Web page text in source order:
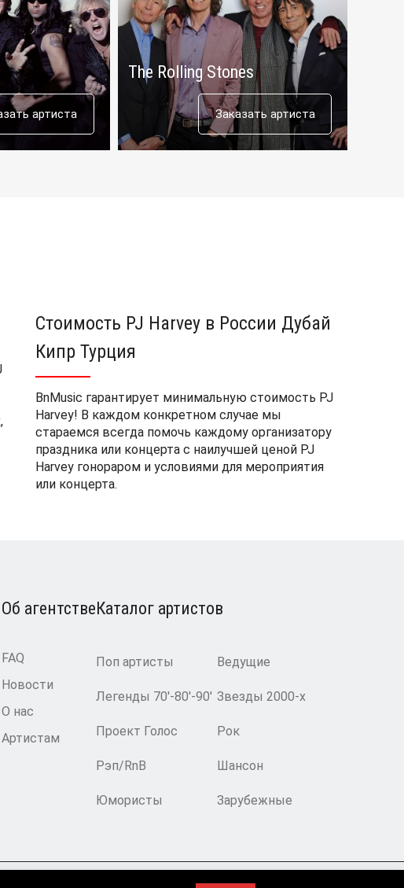
артиста
The Rolling Stones
Заказать артиста
Стоимость PJ Harvey в России Дубай
Кипр Турция
BnMusic гарантирует минимальную стоимость PJ
Harvey! В каждом конкретном случае мы
стараемся всегда помочь каждому организатору
праздника или концерта с наилучшей ценой PJ
Harvey гонораром и условиями для мероприятия
или концерта.
Каталог артистов
Поп артисты Ведущие
Легенды 70′-80′-90′ Звезды 2000-х
Проект Голос Рок
Рэп/RnB Шансон
Юмористы Зарубежные
Об агентстве
FAQ
Новости
О нас
Артистам